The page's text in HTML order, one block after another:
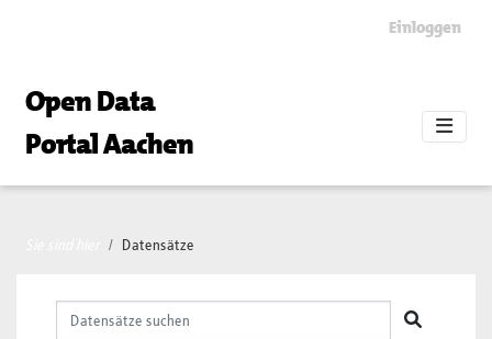
Einloggen
Open Data
Portal Aachen
Datensätze